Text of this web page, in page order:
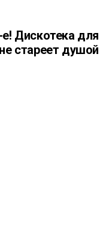
Дискотека для
стареет душой